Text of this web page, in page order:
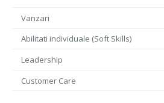
Vanzari
Abilitati individuale (Soft Skills)
Leadership
Customer Care